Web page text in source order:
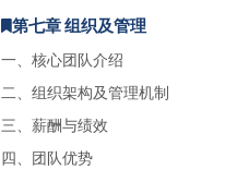
第七章 组织及管理
一、核心团队介绍
二、组织架构及管理机制
三、薪酬与绩效
四、团队优势